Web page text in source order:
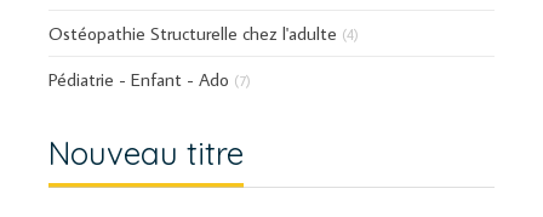
Ostéopathie Structurelle chez l'adulte (4)
Pédiatrie - Enfant - Ado (7)
Nouveau titre